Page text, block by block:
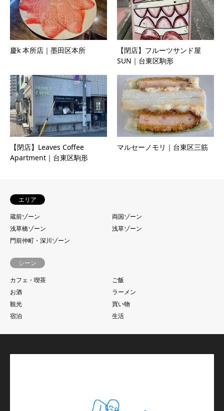
慶k 本所店｜墨田区本所
【閉店】フルーツサンド屋
SUN｜台東区駒形
【閉店】Leaves Coffee
Apartment｜台東区駒形
マルセーノモリ｜台東区三筋
エリア
蔵前ゾーン
両国ゾーン
浅草橋ゾーン
浅草ゾーン
門前仲町・深川ゾーン
シーン
カフェ・喫茶
ご飯
お酒
ラーメン
観光
買い物
宿泊
生活